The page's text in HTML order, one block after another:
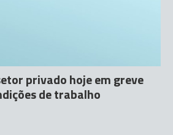
privado hoje em greve
de trabalho